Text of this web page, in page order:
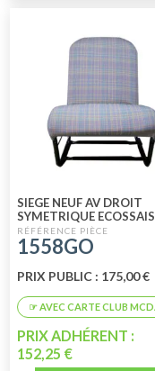
SIEGE NEUF AV DROIT
SYMETRIQUE ECOSSAIS
1558GO
PRIX PUBLIC : 175,00 €
PRIX ADHÉRENT :
152,25 €